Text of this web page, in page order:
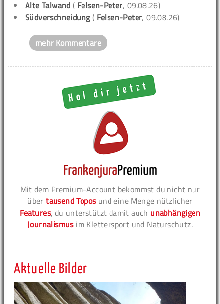
Alte Talwand ( Felsen-Peter, 09.08.26)
Südverschneidung( Felsen-Peter, 09.08.26)
mehr Kommentare
Mit dem Premium-Account bekommst du nicht nur
übertausend Toposund eine Menge nützlicher
Features, du unterstützt damit auch unabhängigen
Journalismusim Klettersport und Naturschutz.
Aktuelle Bilder